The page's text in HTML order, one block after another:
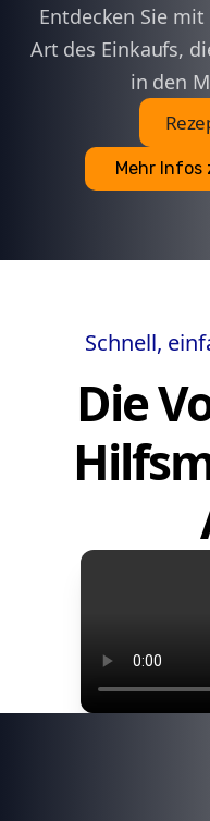
Entdecken Sie
Art des Einkaufs,
in den
Mehr
Schnell,
Die